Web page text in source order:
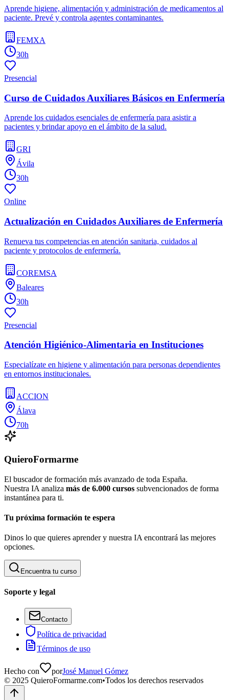
Aprende higiene, alimentación y administración de medicamentos al
paciente. Prevé y controla agentes contaminantes.
FEMXA
30h
Presencial
Curso de Cuidados Auxiliares Básicos en Enfermería
Aprende los cuidados esenciales de enfermería para asistir a
pacientes y brindar apoyo en el ámbito de la salud.
GRI
Ávila
30h
Online
Actualización en Cuidados Auxiliares de Enfermería
Renueva tus competencias en atención sanitaria, cuidados al
paciente y protocolos de enfermería.
COREMSA
Baleares
30h
Presencial
Atención Higiénico-Alimentaria en Instituciones
Especialízate en higiene y alimentación para personas dependientes
en entornos institucionales.
ACCION
Álava
70h
QuieroFormarme
El buscador de formación más avanzado de toda España.
Nuestra IA analiza más de 6.000 cursos subvencionados de forma
instantánea para ti.
Tu próxima formación te espera
Dinos lo que quieres aprender y nuestra IA encontrará las mejores
opciones.
Encuentra tu curso
Soporte y legal
Contacto
Política de privacidad
Términos de uso
Hecho con porJosé Manuel Gómez
© 2025 QuieroFormarme.com•Todos los derechos reservados